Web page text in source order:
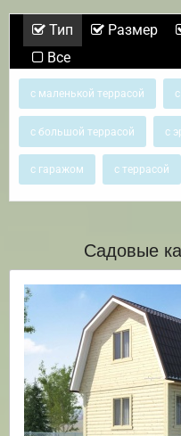
Тип Размер
Все
с маленькой террасой
с большой террасой с
с гаражом с террасой
Садовые